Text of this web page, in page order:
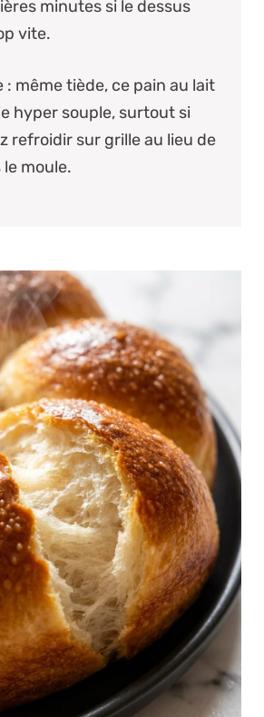
minutes si le dessus
vite.
: même tiède, ce pain au lait
hyper souple, surtout si
refroidir sur grille au lieu de
le moule.